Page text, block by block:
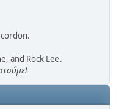
and Rock Lee.